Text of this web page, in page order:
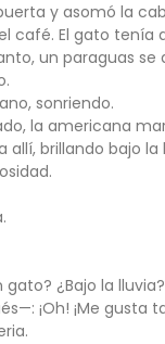
y asomó la
El gato tenía
un paraguas se
sonriendo.
la americana
brillando bajo
¿Bajo la lluvia?
¡Oh! ¡Me gusta